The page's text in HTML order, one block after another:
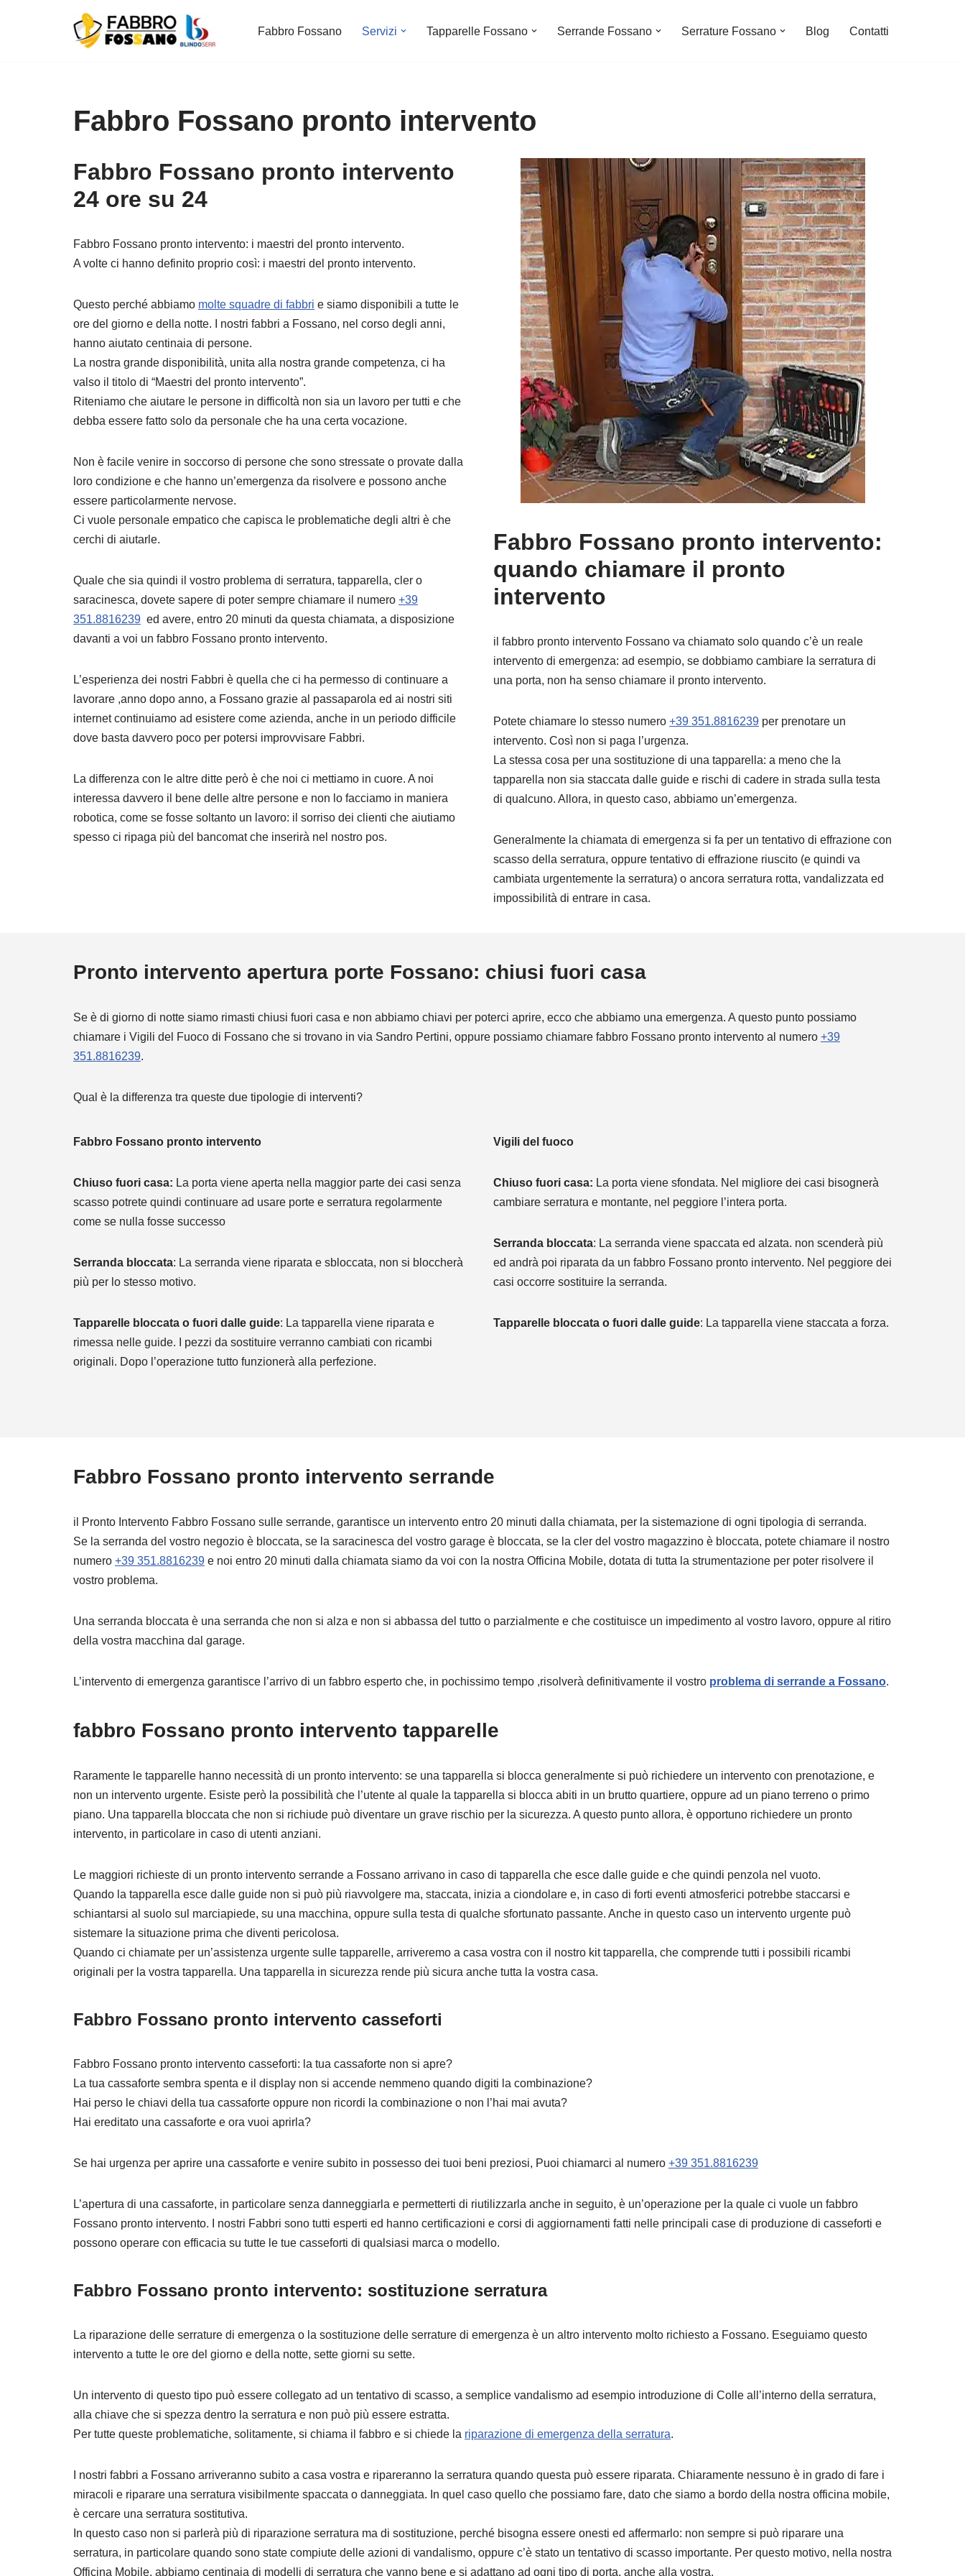
Fabbro Fossano Servizi Tapparelle Fossano Serrande Fossano Serrature Fossano Blog Contatti
Fabbro Fossano pronto intervento
Fabbro Fossano pronto intervento
24 ore su 24
Fabbro Fossano pronto intervento: i maestri del pronto intervento.
A volte ci hanno definito proprio così: i maestri del pronto intervento.
Questo perché abbiamo molte squadre di fabbri e siamo disponibili a tutte le
ore del giorno e della notte. I nostri fabbri a Fossano, nel corso degli anni,
hanno aiutato centinaia di persone.
La nostra grande disponibilità, unita alla nostra grande competenza, ci ha
valso il titolo di “Maestri del pronto intervento”.
Riteniamo che aiutare le persone in difficoltà non sia un lavoro per tutti e che
debba essere fatto solo da personale che ha una certa vocazione.
Non è facile venire in soccorso di persone che sono stressate o provate dalla
loro condizione e che hanno un’emergenza da risolvere e possono anche
essere particolarmente nervose.
Ci vuole personale empatico che capisca le problematiche degli altri è che
cerchi di aiutarle.
Quale che sia quindi il vostro problema di serratura, tapparella, cler o
saracinesca, dovete sapere di poter sempre chiamare il numero +39
351.8816239 ed avere, entro 20 minuti da questa chiamata, a disposizione
davanti a voi un fabbro Fossano pronto intervento.
L’esperienza dei nostri Fabbri è quella che ci ha permesso di continuare a
lavorare ,anno dopo anno, a Fossano grazie al passaparola ed ai nostri siti
internet continuiamo ad esistere come azienda, anche in un periodo difficile
dove basta davvero poco per potersi improvvisare Fabbri.
La differenza con le altre ditte però è che noi ci mettiamo in cuore. A noi
interessa davvero il bene delle altre persone e non lo facciamo in maniera
robotica, come se fosse soltanto un lavoro: il sorriso dei clienti che aiutiamo
spesso ci ripaga più del bancomat che inserirà nel nostro pos.
Fabbro Fossano pronto intervento:
quando chiamare il pronto
intervento
il fabbro pronto intervento Fossano va chiamato solo quando c’è un reale
intervento di emergenza: ad esempio, se dobbiamo cambiare la serratura di
una porta, non ha senso chiamare il pronto intervento.
Potete chiamare lo stesso numero +39 351.8816239 per prenotare un
intervento. Così non si paga l’urgenza.
La stessa cosa per una sostituzione di una tapparella: a meno che la
tapparella non sia staccata dalle guide e rischi di cadere in strada sulla testa
di qualcuno. Allora, in questo caso, abbiamo un’emergenza.
Generalmente la chiamata di emergenza si fa per un tentativo di effrazione con
scasso della serratura, oppure tentativo di effrazione riuscito (e quindi va
cambiata urgentemente la serratura) o ancora serratura rotta, vandalizzata ed
impossibilità di entrare in casa.
Pronto intervento apertura porte Fossano: chiusi fuori casa
Se è di giorno di notte siamo rimasti chiusi fuori casa e non abbiamo chiavi per poterci aprire, ecco che abbiamo una emergenza. A questo punto possiamo
chiamare i Vigili del Fuoco di Fossano che si trovano in via Sandro Pertini, oppure possiamo chiamare fabbro Fossano pronto intervento al numero +39
351.8816239.
Qual è la differenza tra queste due tipologie di interventi?
Fabbro Fossano pronto intervento
Chiuso fuori casa: La porta viene aperta nella maggior parte dei casi senza
scasso potrete quindi continuare ad usare porte e serratura regolarmente
come se nulla fosse successo
Serranda bloccata: La serranda viene riparata e sbloccata, non si bloccherà
più per lo stesso motivo.
Tapparelle bloccata o fuori dalle guide: La tapparella viene riparata e
rimessa nelle guide. I pezzi da sostituire verranno cambiati con ricambi
originali. Dopo l’operazione tutto funzionerà alla perfezione.
Vigili del fuoco
Chiuso fuori casa: La porta viene sfondata. Nel migliore dei casi bisognerà
cambiare serratura e montante, nel peggiore l’intera porta.
Serranda bloccata: La serranda viene spaccata ed alzata. non scenderà più
ed andrà poi riparata da un fabbro Fossano pronto intervento. Nel peggiore dei
casi occorre sostituire la serranda.
Tapparelle bloccata o fuori dalle guide: La tapparella viene staccata a forza.
Fabbro Fossano pronto intervento serrande
il Pronto Intervento Fabbro Fossano sulle serrande, garantisce un intervento entro 20 minuti dalla chiamata, per la sistemazione di ogni tipologia di serranda.
Se la serranda del vostro negozio è bloccata, se la saracinesca del vostro garage è bloccata, se la cler del vostro magazzino è bloccata, potete chiamare il nostro
numero +39 351.8816239 e noi entro 20 minuti dalla chiamata siamo da voi con la nostra Officina Mobile, dotata di tutta la strumentazione per poter risolvere il
vostro problema.
Una serranda bloccata è una serranda che non si alza e non si abbassa del tutto o parzialmente e che costituisce un impedimento al vostro lavoro, oppure al ritiro
della vostra macchina dal garage.
L’intervento di emergenza garantisce l’arrivo di un fabbro esperto che, in pochissimo tempo ,risolverà definitivamente il vostro problema di serrande a Fossano.
fabbro Fossano pronto intervento tapparelle
Raramente le tapparelle hanno necessità di un pronto intervento: se una tapparella si blocca generalmente si può richiedere un intervento con prenotazione, e
non un intervento urgente. Esiste però la possibilità che l’utente al quale la tapparella si blocca abiti in un brutto quartiere, oppure ad un piano terreno o primo
piano. Una tapparella bloccata che non si richiude può diventare un grave rischio per la sicurezza. A questo punto allora, è opportuno richiedere un pronto
intervento, in particolare in caso di utenti anziani.
Le maggiori richieste di un pronto intervento serrande a Fossano arrivano in caso di tapparella che esce dalle guide e che quindi penzola nel vuoto.
Quando la tapparella esce dalle guide non si può più riavvolgere ma, staccata, inizia a ciondolare e, in caso di forti eventi atmosferici potrebbe staccarsi e
schiantarsi al suolo sul marciapiede, su una macchina, oppure sulla testa di qualche sfortunato passante. Anche in questo caso un intervento urgente può
sistemare la situazione prima che diventi pericolosa.
Quando ci chiamate per un’assistenza urgente sulle tapparelle, arriveremo a casa vostra con il nostro kit tapparella, che comprende tutti i possibili ricambi
originali per la vostra tapparella. Una tapparella in sicurezza rende più sicura anche tutta la vostra casa.
Fabbro Fossano pronto intervento casseforti
Fabbro Fossano pronto intervento casseforti: la tua cassaforte non si apre?
La tua cassaforte sembra spenta e il display non si accende nemmeno quando digiti la combinazione?
Hai perso le chiavi della tua cassaforte oppure non ricordi la combinazione o non l’hai mai avuta?
Hai ereditato una cassaforte e ora vuoi aprirla?
Se hai urgenza per aprire una cassaforte e venire subito in possesso dei tuoi beni preziosi, Puoi chiamarci al numero +39 351.8816239
L’apertura di una cassaforte, in particolare senza danneggiarla e permetterti di riutilizzarla anche in seguito, è un’operazione per la quale ci vuole un fabbro
Fossano pronto intervento. I nostri Fabbri sono tutti esperti ed hanno certificazioni e corsi di aggiornamenti fatti nelle principali case di produzione di casseforti e
possono operare con efficacia su tutte le tue casseforti di qualsiasi marca o modello.
Fabbro Fossano pronto intervento: sostituzione serratura
La riparazione delle serrature di emergenza o la sostituzione delle serrature di emergenza è un altro intervento molto richiesto a Fossano. Eseguiamo questo
intervento a tutte le ore del giorno e della notte, sette giorni su sette.
Un intervento di questo tipo può essere collegato ad un tentativo di scasso, a semplice vandalismo ad esempio introduzione di Colle all’interno della serratura,
alla chiave che si spezza dentro la serratura e non può più essere estratta.
Per tutte queste problematiche, solitamente, si chiama il fabbro e si chiede la riparazione di emergenza della serratura.
I nostri fabbri a Fossano arriveranno subito a casa vostra e ripareranno la serratura quando questa può essere riparata. Chiaramente nessuno è in grado di fare i
miracoli e riparare una serratura visibilmente spaccata o danneggiata. In quel caso quello che possiamo fare, dato che siamo a bordo della nostra officina mobile,
è cercare una serratura sostitutiva.
In questo caso non si parlerà più di riparazione serratura ma di sostituzione, perché bisogna essere onesti ed affermarlo: non sempre si può riparare una
serratura, in particolare quando sono state compiute delle azioni di vandalismo, oppure c’è stato un tentativo di scasso importante. Per questo motivo, nella nostra
Officina Mobile, abbiamo centinaia di modelli di serratura che vanno bene e si adattano ad ogni tipo di porta, anche alla vostra.